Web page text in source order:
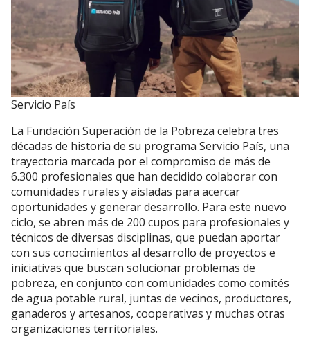
Servicio País
La Fundación Superación de la Pobreza celebra tres
décadas de historia de su programa Servicio País, una
trayectoria marcada por el compromiso de más de
6.300 profesionales que han decidido colaborar con
comunidades rurales y aisladas para acercar
oportunidades y generar desarrollo. Para este nuevo
ciclo, se abren más de 200 cupos para profesionales y
técnicos de diversas disciplinas, que puedan aportar
con sus conocimientos al desarrollo de proyectos e
iniciativas que buscan solucionar problemas de
pobreza, en conjunto con comunidades como comités
de agua potable rural, juntas de vecinos, productores,
ganaderos y artesanos, cooperativas y muchas otras
organizaciones territoriales.